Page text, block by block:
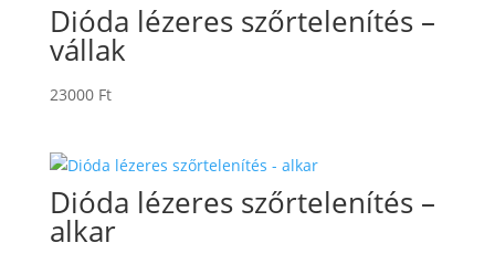
Dióda lézeres szőrtelenítés –
vállak
23000 Ft
Dióda lézeres szőrtelenítés –
alkar